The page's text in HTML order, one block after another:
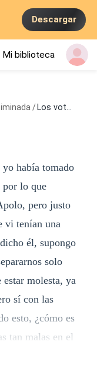
Descargar
Mi biblioteca
/ Los votos
yo había tomado
por lo que
pero justo
vi tenían una
él, supongo
solo
estar molesta, ya
sí con las
esto, ¿cómo es
tan malas en el